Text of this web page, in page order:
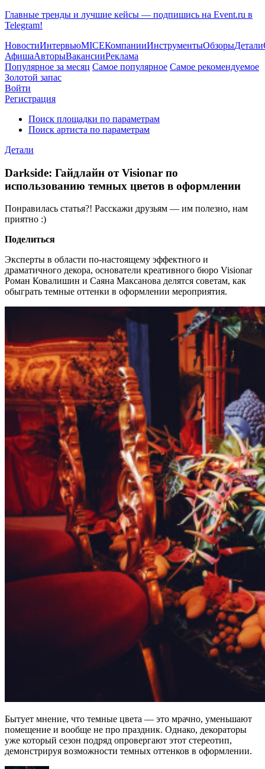
Главные тренды и лучшие кейсы — подпишись на Event.ru в
Telegram!
НовостиИнтервьюMICEКомпанииИнструментыОбзорыДетали
АфишаАвторыВакансииРеклама
Популярное за месяц Самое популярное Самое рекомендуемое
Золотой запас
Войти
Регистрация
Поиск площадки по параметрам
Поиск артиста по параметрам
Детали
Darkside: Гайдлайн от Visionar по
использованию темных цветов в оформлении
Понравилась статья?! Расскажи друзьям — им полезно, нам
приятно :)
Поделиться
Эксперты в области по-настоящему эффектного и
драматичного декора, основатели креативного бюро Visionar
Роман Ковалишин и Саяна Максанова делятся советам, как
обыграть темные оттенки в оформлении мероприятия.
Бытует мнение, что темные цвета — это мрачно, уменьшают
помещение и вообще не про праздник. Однако, декораторы
уже который сезон подряд опровергают этот стереотип,
демонстрируя возможности темных оттенков в оформлении.